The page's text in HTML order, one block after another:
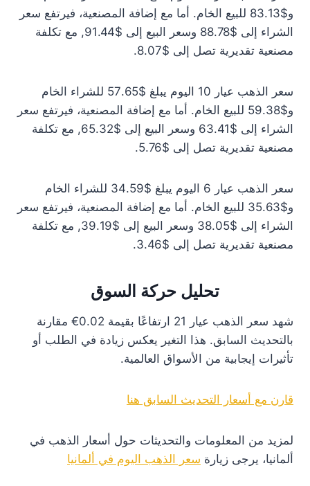
و$83.13 للبيع الخام. أما مع إضافة المصنعية، فيرتفع سعر
الشراء إلى $88.78 وسعر البيع إلى $91.44, مع تكلفة
مصنعية تقديرية تصل إلى $8.07.
سعر الذهب عيار 10 اليوم يبلغ $57.65 للشراء الخام
و$59.38 للبيع الخام. أما مع إضافة المصنعية، فيرتفع سعر
الشراء إلى $63.41 وسعر البيع إلى $65.32, مع تكلفة
مصنعية تقديرية تصل إلى $5.76.
سعر الذهب عيار 6 اليوم يبلغ $34.59 للشراء الخام
و$35.63 للبيع الخام. أما مع إضافة المصنعية، فيرتفع سعر
الشراء إلى $38.05 وسعر البيع إلى $39.19, مع تكلفة
مصنعية تقديرية تصل إلى $3.46.
تحليل حركة السوق
شهد سعر الذهب عيار 21 ارتفاعًا بقيمة 0.02€ مقارنة
بالتحديث السابق. هذا التغير يعكس زيادة في الطلب أو
تأثيرات إيجابية من الأسواق العالمية.
قارن مع أسعار التحديث السابق هنا
لمزيد من المعلومات والتحديثات حول أسعار الذهب في
ألمانيا، يرجى زيارة سعر الذهب اليوم في ألمانيا